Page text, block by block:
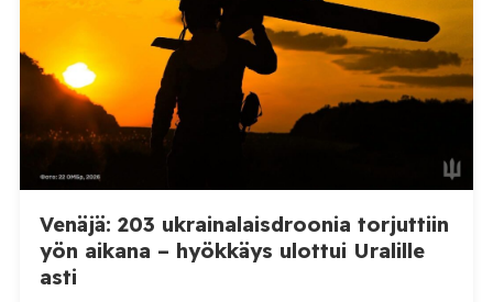
kaupunkiin sekä […]
Venäjä: 203 ukrainalaisdroonia torjuttiin
yön aikana – hyökkäys ulottui Uralille
asti